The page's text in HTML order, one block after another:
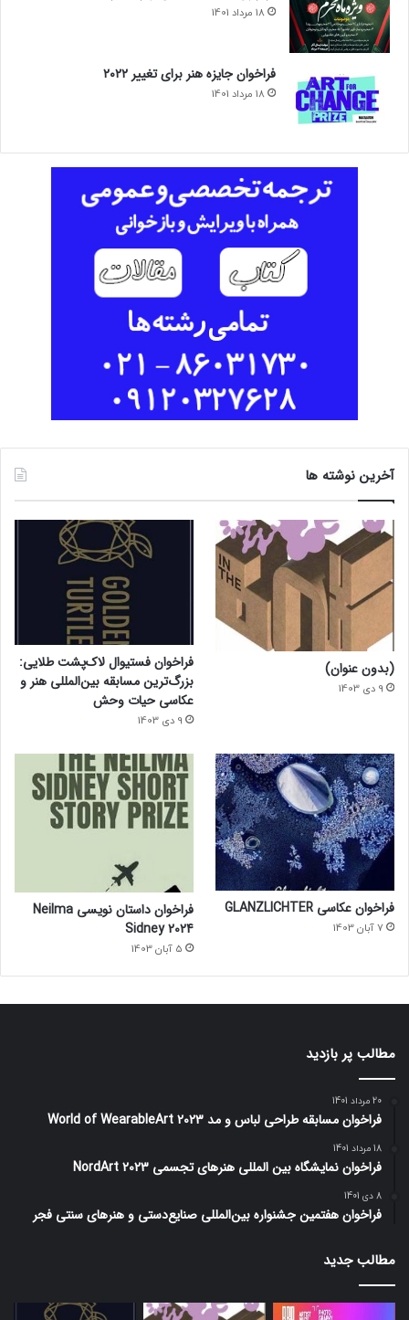
18 مرداد 1401
فراخوان جایزه هنر برای تغییر ۲۰۲۲
18 مرداد 1401
آخرین نوشته ها
(بدون عنوان)
9 دی 1403
فراخوان فستیوال لاک‌پشت طلایی:
بزرگ‌ترین مسابقه بین‌المللی هنر و
عکاسی حیات وحش
9 دی 1403
فراخوان عکاسی GLANZLICHTER
7 آبان 1403
فراخوان داستان نویسی Neilma
Sidney 2024
5 آبان 1403
مطالب پر بازدید
20 مرداد 1401
فراخوان مسابقه طراحی لباس و مد World of WearableArt 2023
18 مرداد 1401
فراخوان نمایشگاه بین المللی هنرهای تجسمی NordArt 2023
8 دی 1401
فراخوان هفتمین جشنواره بین‌المللی صنایع‌دستی و هنرهای سنتی فجر
مطالب جدید